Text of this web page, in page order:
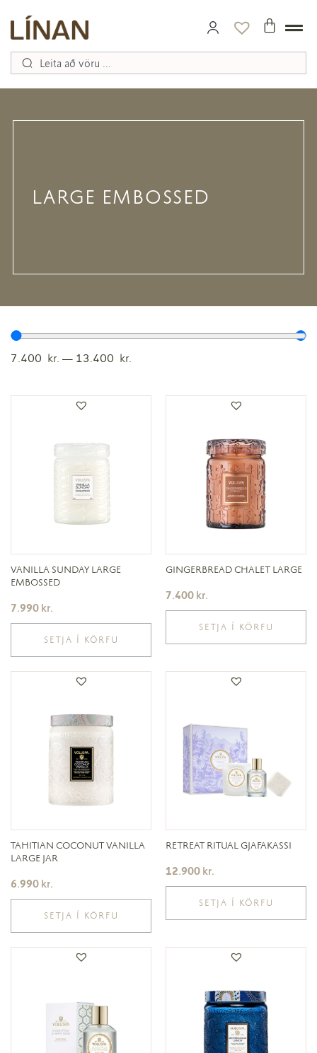
LARGE EMBOSSED
7.400 kr. — 13.400 kr.
VANILLA SUNDAY LARGE
EMBOSSED
7.990 kr.
SETJA Í KÖRFU
GINGERBREAD CHALET LARGE
7.400 kr.
SETJA Í KÖRFU
TAHITIAN COCONUT VANILLA
LARGE JAR
6.990 kr.
SETJA Í KÖRFU
RETREAT RITUAL GJAFAKASSI
12.900 kr.
SETJA Í KÖRFU